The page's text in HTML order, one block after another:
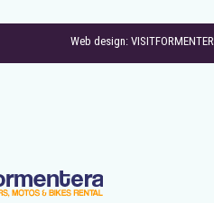
Web design: